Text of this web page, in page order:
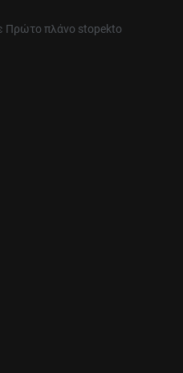
Πρώτο πλάνο stopekto